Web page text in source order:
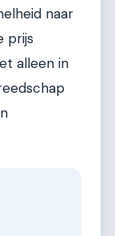
naar
prijs
alleen in